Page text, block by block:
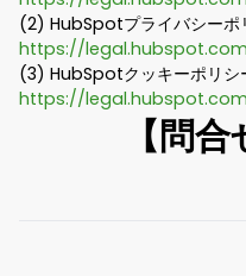
(2) HubSpotプライバシーポ
https://
(3) HubSpotクッキーポリシ
https://
【問